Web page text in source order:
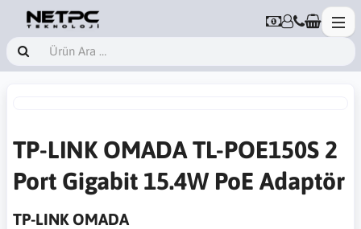
TP-LINK OMADA TL-POE150S 2
Port Gigabit 15.4W PoE Adaptör
TP-LINK OMADA